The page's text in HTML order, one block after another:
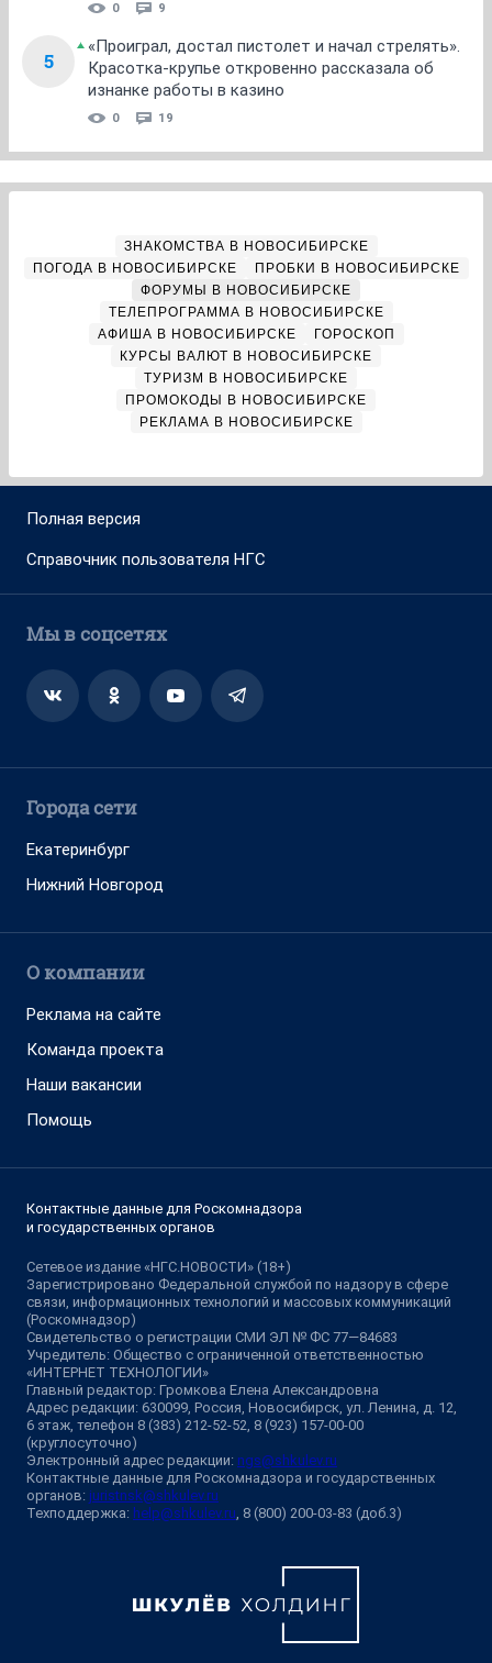
0 9
5
«Проиграл, достал пистолет и начал стрелять».
Красотка-крупье откровенно рассказала об
изнанке работы в казино
0 19
ЗНАКОМСТВА В НОВОСИБИРСКЕ
ПОГОДА В НОВОСИБИРСКЕ
ПРОБКИ В НОВОСИБИРСКЕ
ФОРУМЫ В НОВОСИБИРСКЕ
ТЕЛЕПРОГРАММА В НОВОСИБИРСКЕ
АФИША В НОВОСИБИРСКЕ
ГОРОСКОП
КУРСЫ ВАЛЮТ В НОВОСИБИРСКЕ
ТУРИЗМ В НОВОСИБИРСКЕ
ПРОМОКОДЫ В НОВОСИБИРСКЕ
РЕКЛАМА В НОВОСИБИРСКЕ
Полная версия
Справочник пользователя НГС
Мы в соцсетях
Города сети
Екатеринбург
Нижний Новгород
О компании
Реклама на сайте
Команда проекта
Наши вакансии
Помощь
Контактные данные для Роскомнадзора
и государственных органов
Сетевое издание «НГС.НОВОСТИ» (18+)
Зарегистрировано Федеральной службой по надзору в сфере
связи, информационных технологий и массовых коммуникаций
(Роскомнадзор)
Свидетельство о регистрации СМИ ЭЛ № ФС 77—84683
Учредитель: Общество с ограниченной ответственностью
«ИНТЕРНЕТ ТЕХНОЛОГИИ»
Главный редактор: Громкова Елена Александровна
Адрес редакции: 630099, Россия, Новосибирск, ул. Ленина, д. 12,
6 этаж, телефон 8 (383) 212-52-52, 8 (923) 157-00-00
(круглосуточно)
Электронный адрес редакции: ngs@shkulev.ru
Контактные данные для Роскомнадзора и государственных
органов: juristnsk@shkulev.ru
Техподдержка: help@shkulev.ru, 8 (800) 200-03-83 (доб.3)